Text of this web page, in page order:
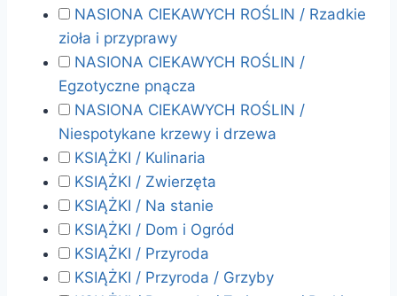
NASIONA CIEKAWYCH ROŚLIN / Rzadkie
zioła i przyprawy
NASIONA CIEKAWYCH ROŚLIN /
Egzotyczne pnącza
NASIONA CIEKAWYCH ROŚLIN /
Niespotykane krzewy i drzewa
KSIĄŻKI / Kulinaria
KSIĄŻKI / Zwierzęta
KSIĄŻKI / Na stanie
KSIĄŻKI / Dom i Ogród
KSIĄŻKI / Przyroda
KSIĄŻKI / Przyroda / Grzyby